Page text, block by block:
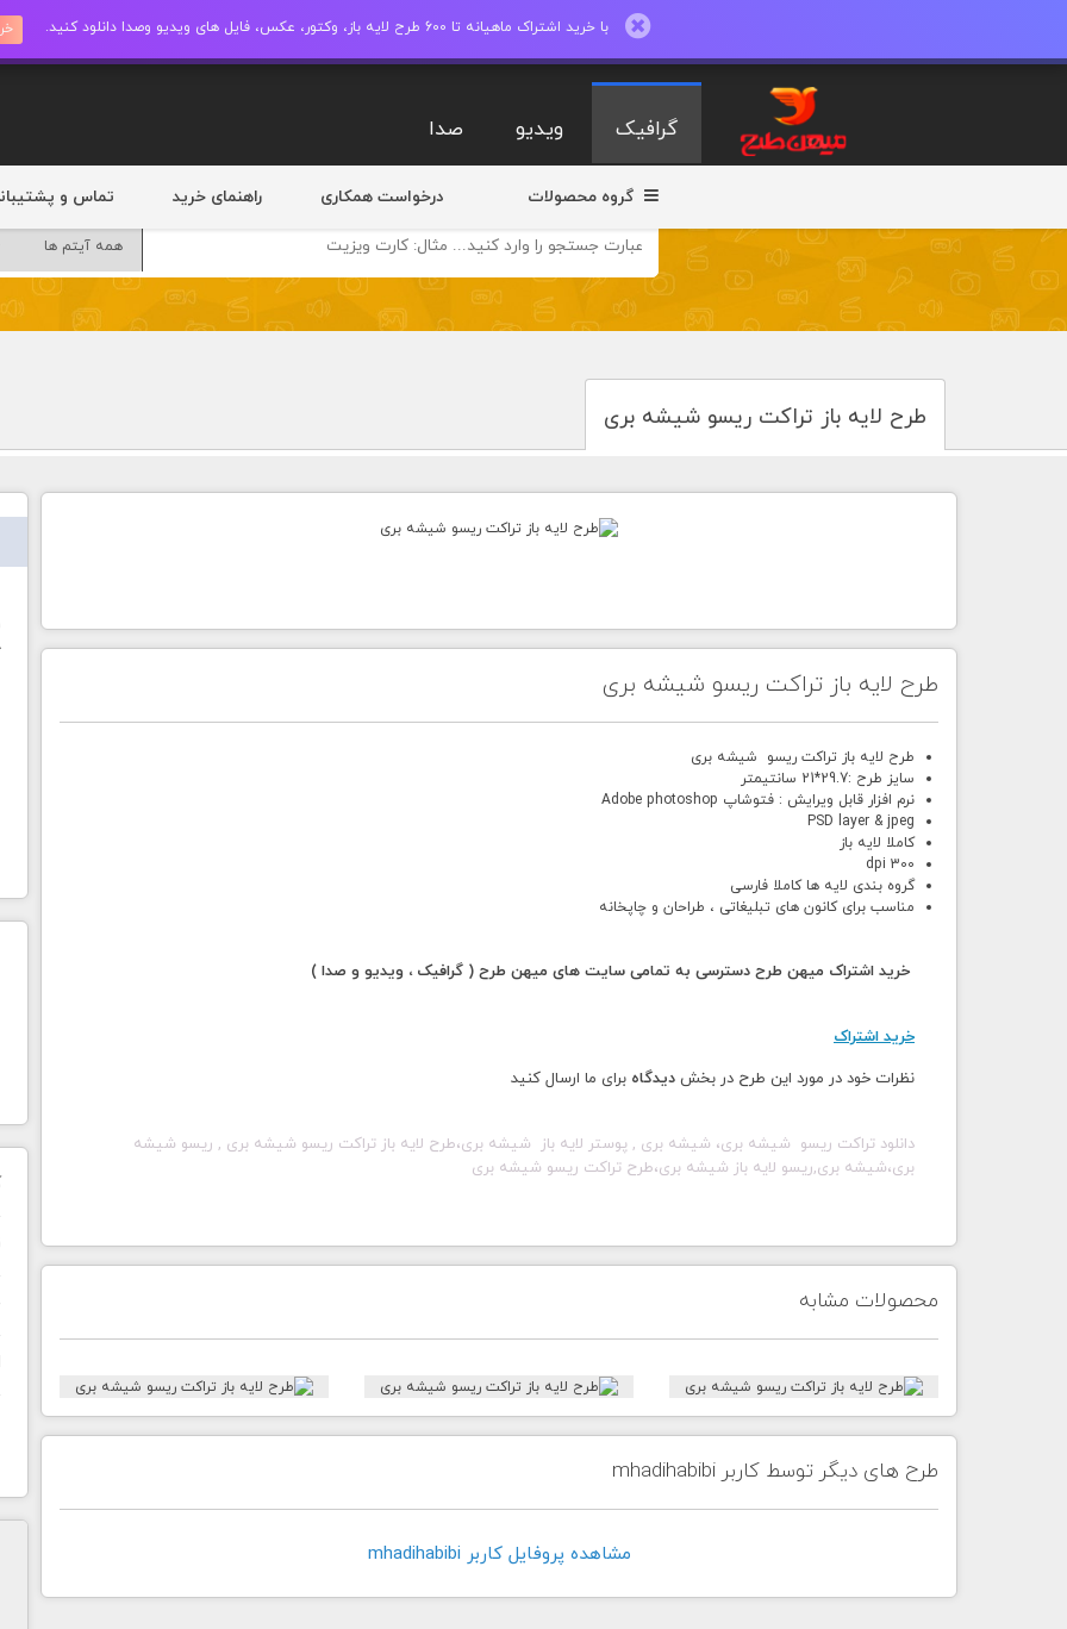
با خرید اشتراک ماهیانه تا 600 طرح لایه باز، وکتور، عکس، فایل های ویدیو وصدا دانلود کنید.
گرافیک ویدیو صدا
گروه محصولات درخواست همکاری راهنمای خرید تماس و
طرح لایه باز تراکت ریسو شیشه بری
طرح لایه باز تراکت ریسو شیشه بری
طرح لایه باز تراکت ریسو شیشه بری
سایز طرح :29.7*21 سانتیمتر
نرم افزار قابل ویرایش : فتوشاپ Adobe photoshop
PSD layer & jpeg
کاملا لایه باز
300 dpi
گروه بندی لایه ها کاملا فارسی
مناسب برای کانون های تبلیغاتی ، طراحان و چاپخانه
خرید اشتراک میهن طرح دسترسی به تمامی سایت های میهن طرح ( گرافیک ، ویدیو و صدا )
خرید اشتراک
نظرات خود در مورد این طرح در بخش دیدگاه برای ما ارسال کنید
دانلود تراکت ریسو شیشه بری، شیشه بری , پوستر لایه باز شیشه بری، طرح لایه باز تراکت ریسو شیشه بری , ریسو شیشه
بری،شیشه بری,ریسو لایه باز شیشه بری،طرح تراکت ریسو شیشه بری
محصولات مشابه
طرح های دیگر توسط کاربر mhadihabibi
مشاهده پروفايل کاربر mhadihabibi